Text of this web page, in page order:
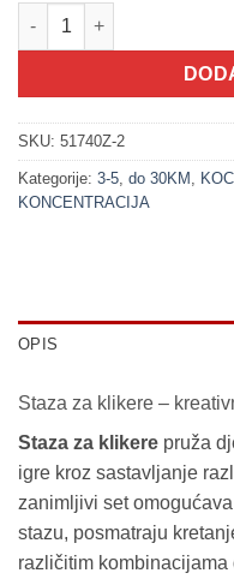
200361-2 Stazu za
SKU: 51740Z-2
Kategorije: 3-5 do 30KM
KONCENTRACIJA
OPIS
Staza za klikere –
Staza za klikere pruža
igre kroz sastavljanje
zanimljivi set
stazu, posmatraju
različitim kombinacijama